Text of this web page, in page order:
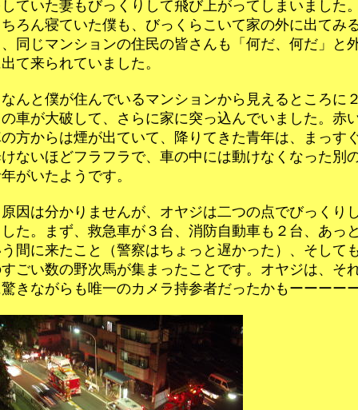
ていた妻もびっくりして飛び上がってしまいました。
ろん寝ていた僕も、びっくらこいて家の外に出てみ
同じマンションの住民の皆さんも「何だ、何だ」と
て来られていました。
と僕が住んでいるマンションから見えるところに２
車が大破して、さらに家に突っ込んでいました。赤
方からは煙が出ていて、降りてきた青年は、まっす
ないほどフラフラで、車の中には動けなくなった別
がいたようです。
は分かりませんが、オヤジは二つの点でびっくりし
た。まず、救急車が３台、消防自動車も２台、あっと
間に来たこと（警察はちょっと遅かった）、そして
ごい数の野次馬が集まったことです。オヤジは、そ
きながらも唯一のカメラ持参者だったかもーーーー